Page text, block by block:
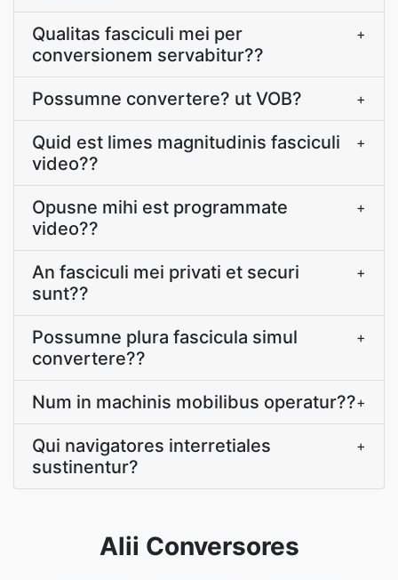
Qualitas fasciculi mei per
conversionem servabitur??
+
Possumne convertere? ut VOB? +
Quid est limes magnitudinis fasciculi
video??
+
Opusne mihi est programmate
video??
+
An fasciculi mei privati et securi
sunt??
+
Possumne plura fascicula simul
convertere??
+
Num in machinis mobilibus operatur??+
Qui navigatores interretiales
sustinentur?
+
Alii Conversores